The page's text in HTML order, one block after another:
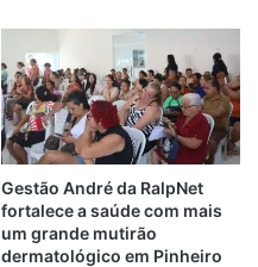
Gestão André da RalpNet
fortalece a saúde com mais
um grande mutirão
dermatológico em Pinheiro